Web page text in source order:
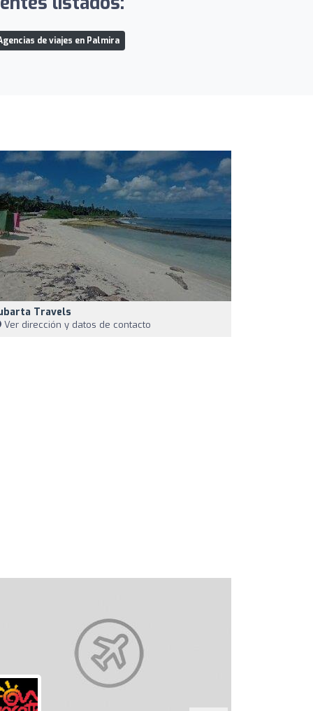
de viajes en Palmira
Travels
Ver dirección y datos de contacto